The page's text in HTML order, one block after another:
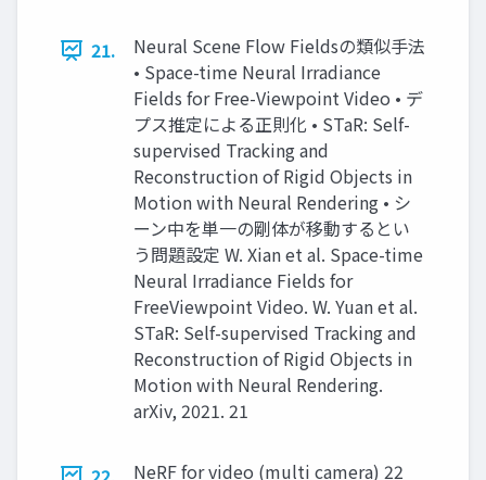
21.
Neural Scene Flow Fieldsの類似手法
• Space-time Neural Irradiance
Fields for Free-Viewpoint Video • デ
プス推定による正則化 • STaR: Self-
supervised Tracking and
Reconstruction of Rigid Objects in
Motion with Neural Rendering • シ
ーン中を単一の剛体が移動するとい
う問題設定 W. Xian et al. Space-time
Neural Irradiance Fields for
FreeViewpoint Video. W. Yuan et al.
STaR: Self-supervised Tracking and
Reconstruction of Rigid Objects in
Motion with Neural Rendering.
arXiv, 2021. 21
NeRF for video (multi camera) 22